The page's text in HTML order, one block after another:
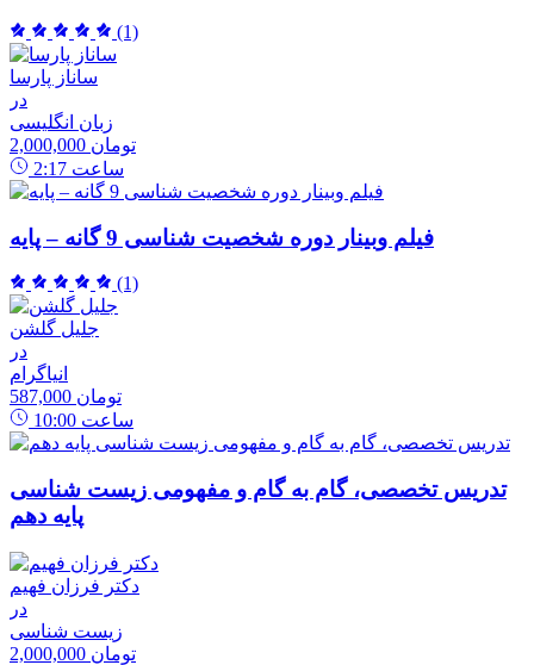
(1)
ساناز پارسا
در
زبان انگلیسی
2,000,000 تومان
2:17 ساعت
فیلم وبینار دوره شخصیت شناسی 9 گانه – پایه
(1)
جلیل گلشن
در
انیاگرام
587,000 تومان
10:00 ساعت
تدریس تخصصی، گام به گام و مفهومی زیست شناسی
پایه دهم
دکتر فرزان فهیم
در
زیست شناسی
2,000,000 تومان